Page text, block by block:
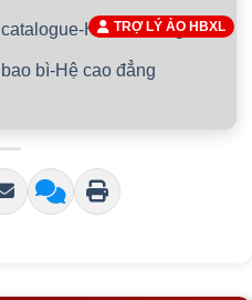
Hệ cao đẳng
bì-Hệ cao đẳng
TRỢ LÝ ẢO HBXL